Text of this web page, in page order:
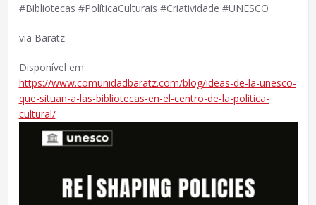
#Bibliotecas #PolíticaCulturais #Criatividade #UNESCO
via Baratz
Disponível em:
https://www.comunidadbaratz.com/blog/ideas-de-la-unesco-
que-situan-a-las-bibliotecas-en-el-centro-de-la-politica-
cultural/